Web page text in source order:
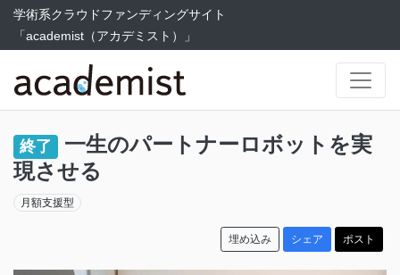
学術系クラウドファンディングサイト
「academist（アカデミスト）」
終了
一生のパートナーロボットを実
現させる
月額支援型
埋め込み シェア ポスト